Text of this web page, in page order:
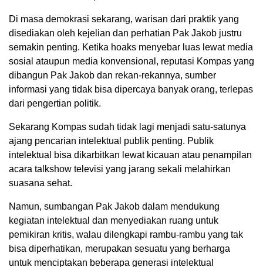
Di masa demokrasi sekarang, warisan dari praktik yang
disediakan oleh kejelian dan perhatian Pak Jakob justru
semakin penting. Ketika hoaks menyebar luas lewat media
sosial ataupun media konvensional, reputasi Kompas yang
dibangun Pak Jakob dan rekan-rekannya, sumber
informasi yang tidak bisa dipercaya banyak orang, terlepas
dari pengertian politik.
Sekarang Kompas sudah tidak lagi menjadi satu-satunya
ajang pencarian intelektual publik penting. Publik
intelektual bisa dikarbitkan lewat kicauan atau penampilan
acara talkshow televisi yang jarang sekali melahirkan
suasana sehat.
Namun, sumbangan Pak Jakob dalam mendukung
kegiatan intelektual dan menyediakan ruang untuk
pemikiran kritis, walau dilengkapi rambu-rambu yang tak
bisa diperhatikan, merupakan sesuatu yang berharga
untuk menciptakan beberapa generasi intelektual